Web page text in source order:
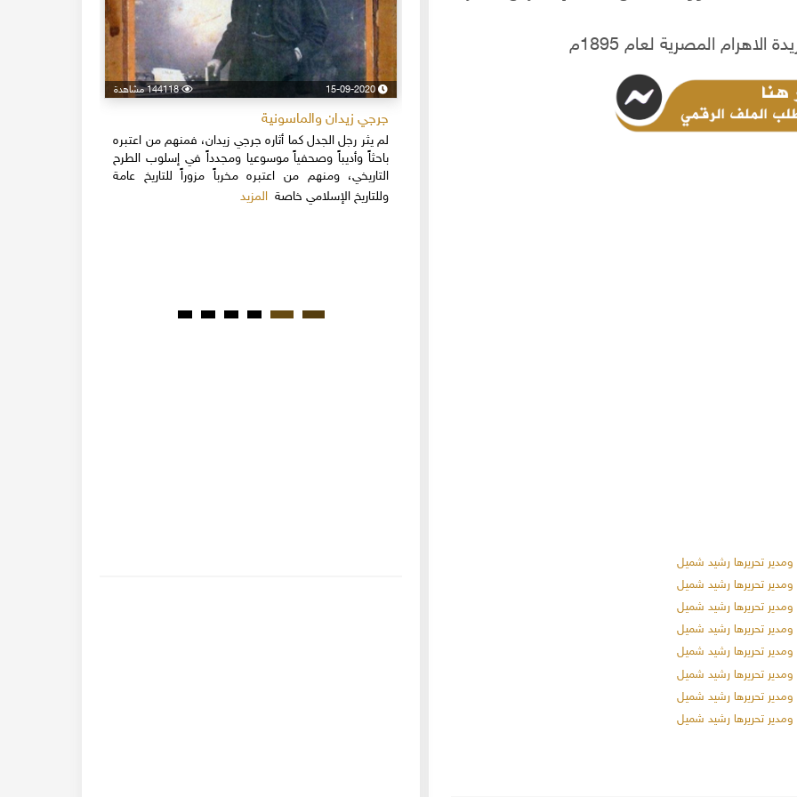
ما لم ينشر عن "الطقس الاسكتلندي الماسوني "
15-09-2020 144118 مشاهدة
جرجي زيدان والماسونية
لم يثر رجل الجدل كما أثاره جرجي زيدان، فمنهم من اعتبره
باحثاً وأديباً وصحفياً موسوعيا ومجدداً في إسلوب الطرح
التاريخي، ومنهم من اعتبره مخرباً مزوراً للتاريخ عامة
وللتاريخ الإسلامي خاصة المزيد